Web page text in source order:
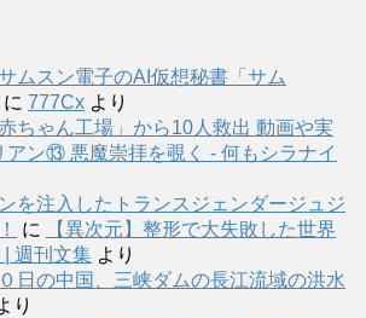
ムスン電子のAI仮想秘書「サム
に 777Cx より
ちゃん工場」から10人救出 動画や実
アン⑬ 悪魔崇拝を覗く - 何もシラナイ
を注入したトランスジェンダージュジ
に
【異次元】整形で大失敗した世界
週刊文集 より
日の中国、三峡ダムの長江流域の洪水
り